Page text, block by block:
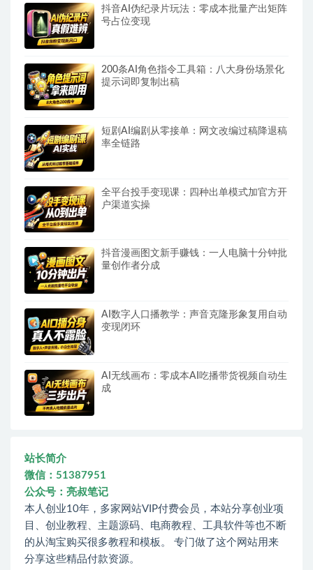
抖音AI伪纪录片玩法：零成本批量产出矩阵
号占位变现
200条AI角色指令工具箱：八大身份场景化
提示词即复制出稿
短剧AI编剧从零接单：网文改编过稿降退稿
率全链路
全平台投手变现课：四种出单模式加官方开
户渠道实操
抖音漫画图文新手赚钱：一人电脑十分钟批
量创作者分成
AI数字人口播教学：声音克隆形象复用自动
变现闭环
AI无线画布：零成本AI吃播带货视频自动生
成
站长简介
微信：51387951
公众号：亮叔笔记
本人创业10年，多家网站VIP付费会员，本站分享创业项
目、创业教程、主题源码、电商教程、工具软件等也不断
的从淘宝购买很多教程和模板。 专门做了这个网站用来
分享这些精品付款资源。